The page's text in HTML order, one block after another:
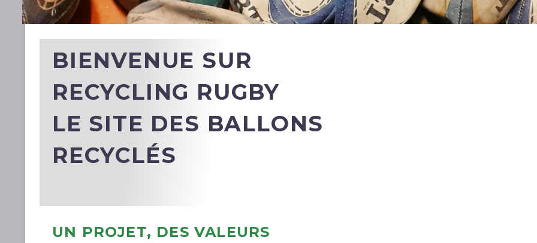
BIENVENUE SUR
RECYCLING RUGBY
LE SITE DES BALLONS
RECYCLÉS
UN PROJET, DES VALEURS